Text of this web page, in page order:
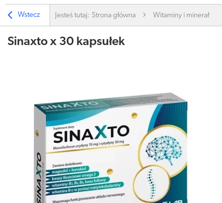
Wstecz Jesteś tutaj: Strona główna Witaminy i minerały
Sinaxto x 30 kapsułek